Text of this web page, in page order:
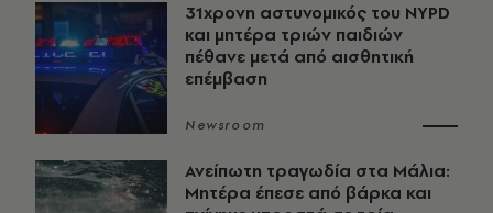
31χρονη αστυνομικός του NYPD
και μητέρα τριών παιδιών
πέθανε μετά από αισθητική
επέμβαση
Newsroom
Ανείπωτη τραγωδία στα Μάλια:
Μητέρα έπεσε από βάρκα και